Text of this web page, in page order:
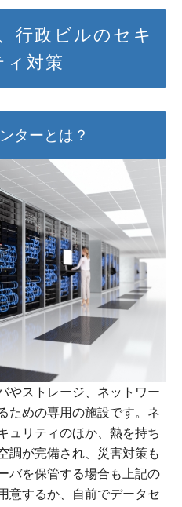
行政ビルのセキ
ィ対策
ターとは？
やストレージ、ネットワー
ための専用の施設です。ネ
ュリティのほか、熱を持ち
調が完備され、災害対策も
バを保管する場合も上記の
意するか、自前でデータセ